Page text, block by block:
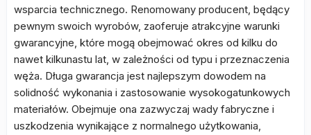
wsparcia technicznego. Renomowany producent, będący
pewnym swoich wyrobów, zaoferuje atrakcyjne warunki
gwarancyjne, które mogą obejmować okres od kilku do
nawet kilkunastu lat, w zależności od typu i przeznaczenia
węża. Długa gwarancja jest najlepszym dowodem na
solidność wykonania i zastosowanie wysokogatunkowych
materiałów. Obejmuje ona zazwyczaj wady fabryczne i
uszkodzenia wynikające z normalnego użytkowania,